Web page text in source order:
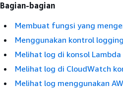
Bagian-bagian
Membuat fungsi yang
Menggunakan kontrol
Melihat log di konsol Lambda
Melihat log di CloudWatch
Melihat log menggunakan